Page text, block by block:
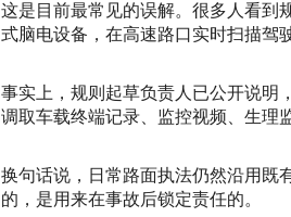
这是目前最常见的误解。很多人看到
式脑电设备，在高速路口实时扫描驾
事实上，规则起草负责人已公开说明
调取车载终端记录、监控视频、生理
换句话说，日常路面执法仍然沿用既
的，是用来在事故后锁定责任的。